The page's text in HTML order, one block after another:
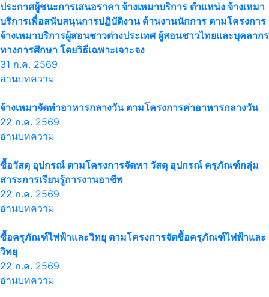
ประกาศผู้ชนะการเสนอราคา จ้างเหมาบริการ ตำแหน่ง จ้างเหมา
บริการเพื่อสนับสนุนการปฏิบัติงาน ด้านงานนักการ ตามโครงการ
จ้างเหมาบริการผู้สอนชาวต่างประเทศ ผู้สอนชาวไทยและบุคลากร
ทางการศึกษา โดยวิธีเฉพาะเจาะจง
31 ก.ค. 2569
อ่านบทความ
จ้างเหมาจัดทำอาหารกลางวัน ตามโครงการค่าอาหารกลางวัน
22 ก.ค. 2569
อ่านบทความ
ซื้อวัสดุ อุปกรณ์ ตามโครงการจัดหา วัสดุ อุปกรณ์ ครุภัณฑ์กลุ่ม
สาระการเรียนรู้การงานอาชีพ
22 ก.ค. 2569
อ่านบทความ
ซื้อครุภัณฑ์ไฟฟ้าและวิทยุ ตามโครงการจัดซื้อครุภัณฑ์ไฟฟ้าและ
วิทยุ
22 ก.ค. 2569
อ่านบทความ